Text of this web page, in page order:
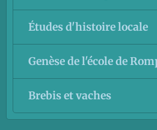
Études d'histoire locale
Genèse de l'école de
Brebis et vaches